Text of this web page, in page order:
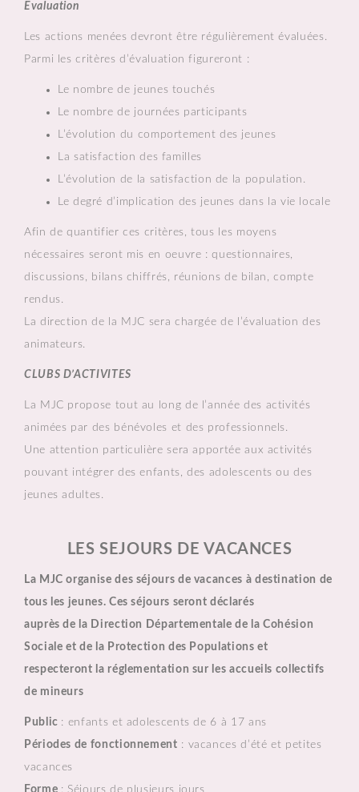
Evaluation
Les actions menées devront être régulièrement évaluées.
Parmi les critères d’évaluation figureront :
Le nombre de jeunes touchés
Le nombre de journées participants
L’évolution du comportement des jeunes
La satisfaction des familles
L’évolution de la satisfaction de la population.
Le degré d’implication des jeunes dans la vie locale
Afin de quantifier ces critères, tous les moyens
nécessaires seront mis en oeuvre : questionnaires,
discussions, bilans chiffrés, réunions de bilan, compte
rendus.
La direction de la MJC sera chargée de l’évaluation des
animateurs.
CLUBS D’ACTIVITES
La MJC propose tout au long de l’année des activités
animées par des bénévoles et des professionnels.
Une attention particulière sera apportée aux activités
pouvant intégrer des enfants, des adolescents ou des
jeunes adultes.
LES SEJOURS DE VACANCES
La MJC organise des séjours de vacances à destination de
tous les jeunes. Ces séjours seront déclarés
auprès de la Direction Départementale de la Cohésion
Sociale et de la Protection des Populations et
respecteront la réglementation sur les accueils collectifs
de mineurs
Public : enfants et adolescents de 6 à 17 ans
Périodes de fonctionnement : vacances d’été et petites
vacances
Forme : Séjours de plusieurs jours